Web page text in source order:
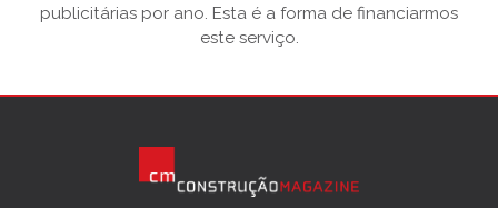
publicitárias por ano. Esta é a forma de financiarmos
este serviço.